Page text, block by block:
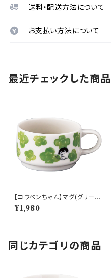
送料・配送方法について
お支払い方法について
最近チェックした商品
【コウペンちゃん】マグ(グリーン)
【KPC10】KPC11-11
¥1,980
同じカテゴリの商品